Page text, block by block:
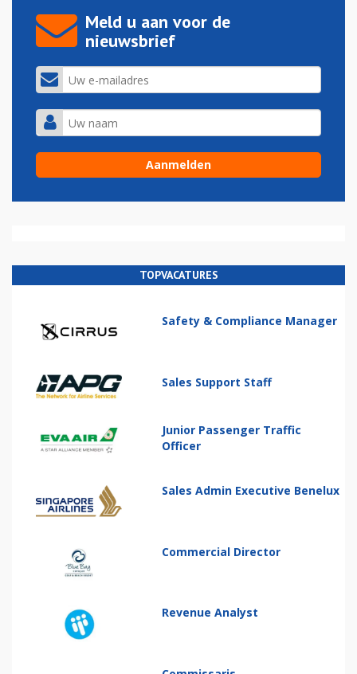
Meld u aan voor de
nieuwsbrief
TOPVACATURES
Safety & Compliance Manager
Sales Support Staff
Junior Passenger Traffic
Officer
Sales Admin Executive Benelux
Commercial Director
Revenue Analyst